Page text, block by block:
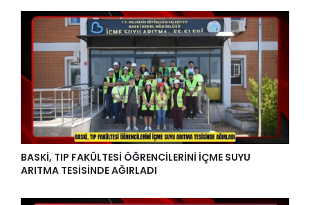
BASKİ, TIP FAKÜLTESİ ÖĞRENCİLERİNİ İÇME SUYU
ARITMA TESİSİNDE AĞIRLADI